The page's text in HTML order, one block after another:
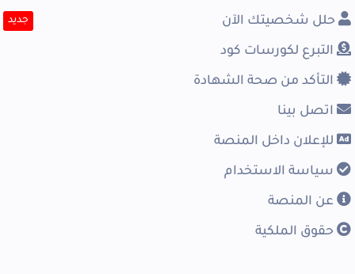
حلل شخصيتك الآن جديد
التبرع لكورسات كود
التأكد من صحة الشهادة
اتصل بينا
للإعلان داخل المنصة
سياسة الاستخدام
عن المنصة
حقوق الملكية